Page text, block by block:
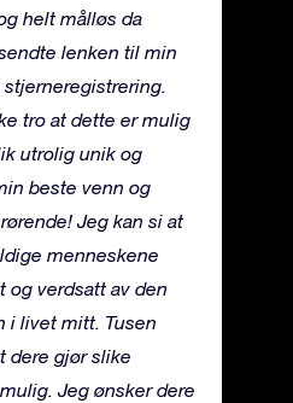
helt målløs da
lenken til min
tro at dette er mulig
utrolig unik og
beste venn og
Jeg kan si at
menneskene
og verdsatt av den
i livet mitt. Tusen
dere gjør slike
Jeg ønsker dere